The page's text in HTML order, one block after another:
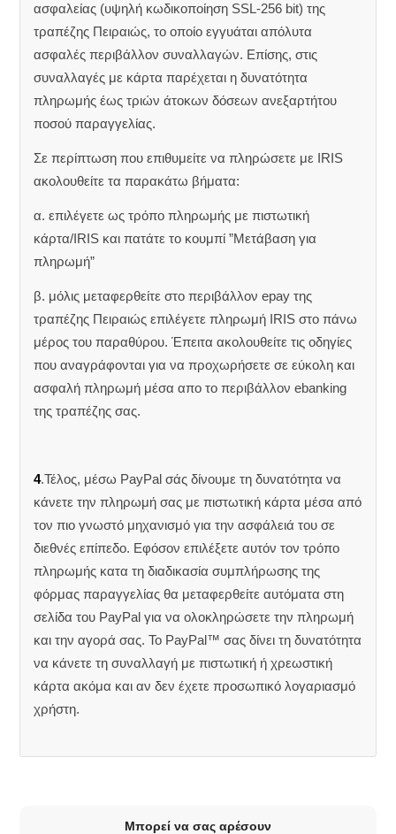
ασφαλείας (υψηλή κωδικοποίηση SSL-256 bit) της
τραπέζης Πειραιώς, το οποίο εγγυάται απόλυτα
ασφαλές περιβάλλον συναλλαγών. Επίσης, στις
συναλλαγές με κάρτα παρέχεται η δυνατότητα
πληρωμής έως τριών άτοκων δόσεων ανεξαρτήτου
ποσού παραγγελίας.
Σε περίπτωση που επιθυμείτε να πληρώσετε με IRIS
ακολουθείτε τα παρακάτω βήματα:
α. επιλέγετε ως τρόπο πληρωμής με πιστωτική
κάρτα/IRIS και πατάτε το κουμπί ”Μετάβαση για
πληρωμή”
β. μόλις μεταφερθείτε στο περιβάλλον epay της
τραπέζης Πειραιώς επιλέγετε πληρωμή IRIS στο πάνω
μέρος του παραθύρου. Έπειτα ακολουθείτε τις οδηγίες
που αναγράφονται για να προχωρήσετε σε εύκολη και
ασφαλή πληρωμή μέσα απο το περιβάλλον ebanking
της τραπέζης σας.
4.Τέλος, μέσω PayPal σάς δίνουμε τη δυνατότητα να
κάνετε την πληρωμή σας με πιστωτική κάρτα μέσα από
τον πιο γνωστό μηχανισμό για την ασφάλειά του σε
διεθνές επίπεδο. Εφόσον επιλέξετε αυτόν τον τρόπο
πληρωμής κατα τη διαδικασία συμπλήρωσης της
φόρμας παραγγελίας θα μεταφερθείτε αυτόματα στη
σελίδα του PayPal για να ολοκληρώσετε την πληρωμή
και την αγορά σας. Το PayPal™ σας δίνει τη δυνατότητα
να κάνετε τη συναλλαγή με πιστωτική ή χρεωστική
κάρτα ακόμα και αν δεν έχετε προσωπικό λογαριασμό
χρήστη.
Μπορεί να σας αρέσουν